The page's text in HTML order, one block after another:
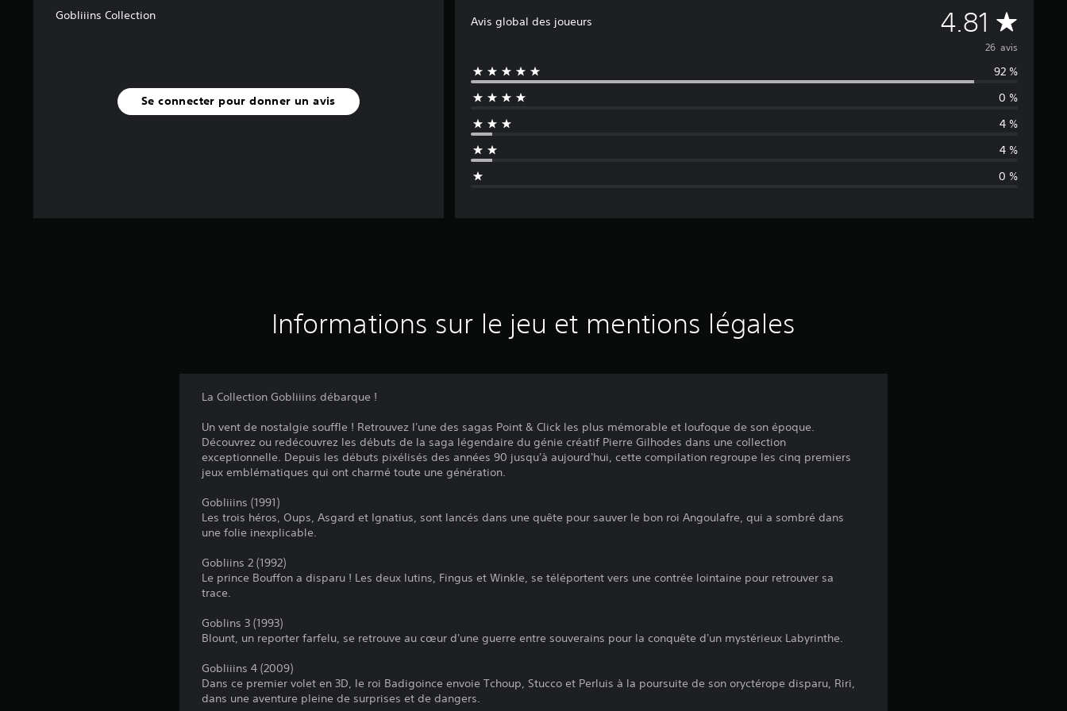
Gobliiins Collection
Se connecter pour donner un avis
Avis global des joueurs 4.81 M
o
y
e
n
n
e
26 avis
92 %
0 %
4 %
4 %
0 %
Informations sur le jeu et mentions légales
La Collection Gobliiins débarque !
Un vent de nostalgie souffle ! Retrouvez l'une des sagas Point & Click les plus mémorable et loufoque de son époque.
Découvrez ou redécouvrez les débuts de la saga légendaire du génie créatif Pierre Gilhodes dans une collection
exceptionnelle. Depuis les débuts pixélisés des années 90 jusqu'à aujourd'hui, cette compilation regroupe les cinq premiers
jeux emblématiques qui ont charmé toute une génération.
Gobliiins (1991)
Les trois héros, Oups, Asgard et Ignatius, sont lancés dans une quête pour sauver le bon roi Angoulafre, qui a sombré dans
une folie inexplicable.
Gobliins 2 (1992)
Le prince Bouffon a disparu ! Les deux lutins, Fingus et Winkle, se téléportent vers une contrée lointaine pour retrouver sa
trace.
Goblins 3 (1993)
Blount, un reporter farfelu, se retrouve au cœur d'une guerre entre souverains pour la conquête d'un mystérieux Labyrinthe.
Gobliiins 4 (2009)
Dans ce premier volet en 3D, le roi Badigoince envoie Tchoup, Stucco et Perluis à la poursuite de son oryctérope disparu, Riri,
dans une aventure pleine de surprises et de dangers.